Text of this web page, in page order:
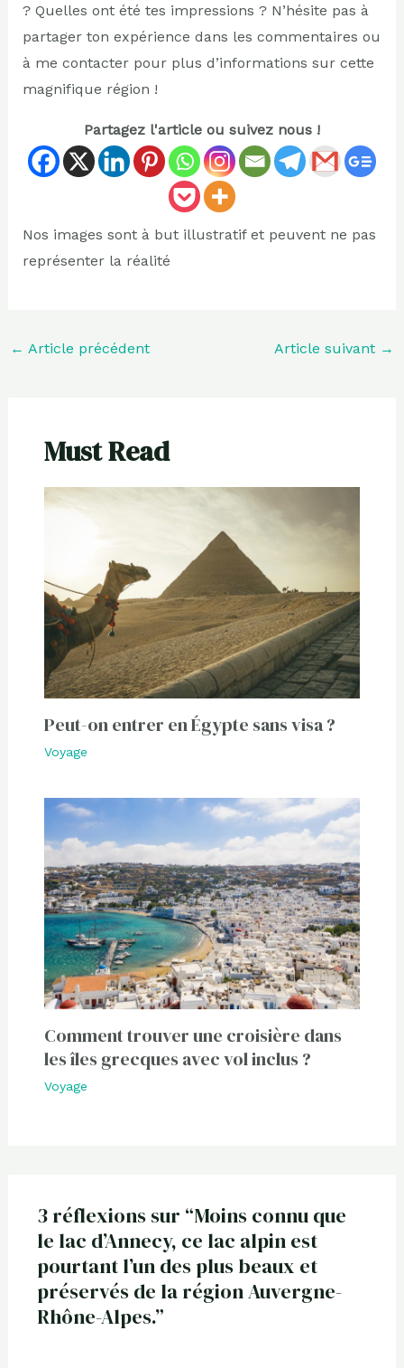
? Quelles ont été tes impressions ? N’hésite pas à
partager ton expérience dans les commentaires ou
à me contacter pour plus d’informations sur cette
magnifique région !
Partagez l'article ou suivez nous !
Nos images sont à but illustratif et peuvent ne pas
représenter la réalité
← Article précédent Article suivant →
Must Read
Peut-on entrer en Égypte sans visa ?
Voyage
Comment trouver une croisière dans
les îles grecques avec vol inclus ?
Voyage
3 réflexions sur “Moins connu que
le lac d’Annecy, ce lac alpin est
pourtant l’un des plus beaux et
préservés de la région Auvergne-
Rhône-Alpes.”